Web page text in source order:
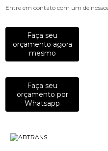
Entre em contato com um de
Faça seu
orçamento agora
mesmo
Faça seu
orçamento por
Whatsapp